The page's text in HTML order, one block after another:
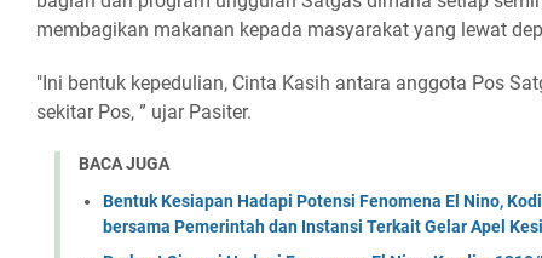
membagikan makanan kepada masyarakat yang lewat
"Ini bentuk kepedulian, Cinta Kasih antara anggota Pos
sekitar Pos, ” ujar Pasiter.
BACA JUGA
Bentuk Kesiapan Hadapi Potensi Fenomena El Nino,
bersama Pemerintah dan Instansi Terkait Gelar Apel